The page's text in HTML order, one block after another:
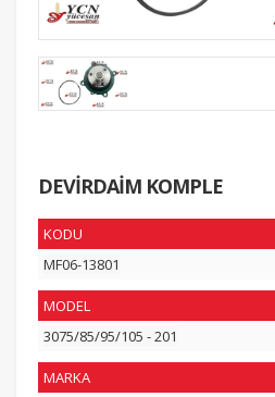
DEVİRDAİM KOMPLE
KODU
MF06-13801
MODEL
3075/85/95/105 - 201
MARKA